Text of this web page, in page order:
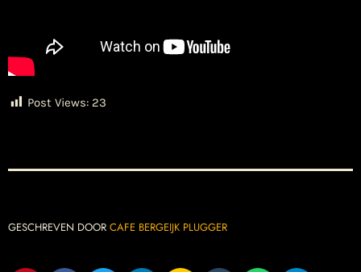
Post Views: 23
GESCHREVEN DOOR CAFE BERGEIJK PLUGGER